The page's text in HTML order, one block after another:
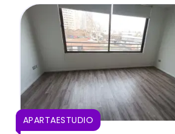
APARTAESTUDIO